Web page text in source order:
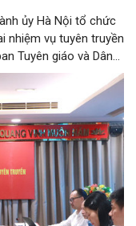
ủy Hà Nội tổ chức
nhiệm vụ tuyên truyền
Tuyên giáo và Dân